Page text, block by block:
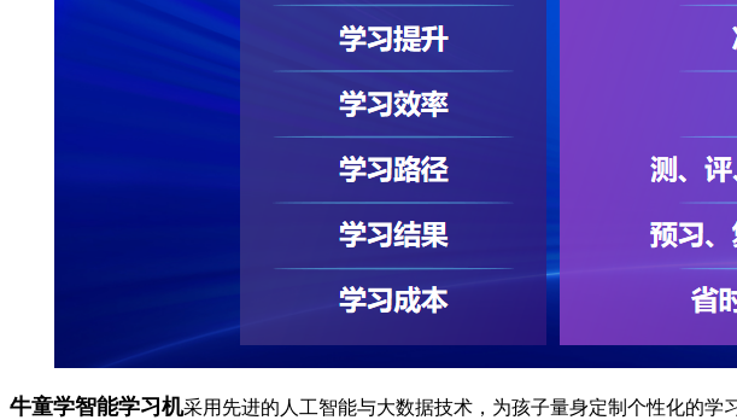
牛童学智能学习机采用先进的人工智能与大数据技术，为孩子量身定制个性化的